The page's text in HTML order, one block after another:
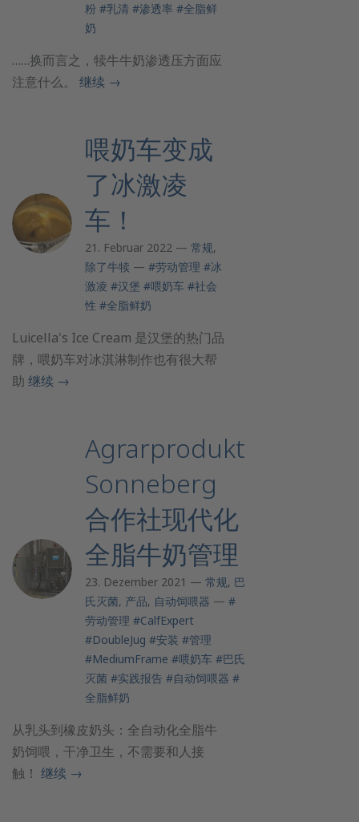
粉 #乳清 #渗透率 #全脂鲜
奶
……换而言之，犊牛牛奶渗透压方面应
注意什么。 继续 →
喂奶车变成
了冰激凌
车！
21. Februar 2022 — 常规,
除了牛犊 — #劳动管理 #冰
激凌 #汉堡 #喂奶车 #社会
性 #全脂鲜奶
Luicella's Ice Cream 是汉堡的热门品
牌，喂奶车对冰淇淋制作也有很大帮
助 继续 →
Agrarprodukt
Sonneberg
合作社现代化
全脂牛奶管理
23. Dezember 2021 — 常规, 巴
氏灭菌, 产品, 自动饲喂器 — #
劳动管理 #CalfExpert
#DoubleJug #安装 #管理
#MediumFrame #喂奶车 #巴氏
灭菌 #实践报告 #自动饲喂器 #
全脂鲜奶
从乳头到橡皮奶头：全自动化全脂牛
奶饲喂，干净卫生，不需要和人接
触！ 继续 →